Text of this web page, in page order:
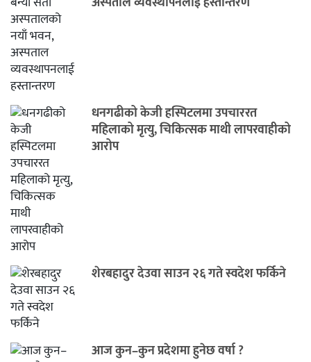
धनगढीको केजी हस्पिटलमा उपचाररत
महिलाको मृत्यु, चिकित्सक माथी लापरवाहीको
आरोप
शेरबहादुर देउवा साउन २६ गते स्वदेश फर्किने
आज कुन–कुन प्रदेशमा हुनेछ वर्षा ?